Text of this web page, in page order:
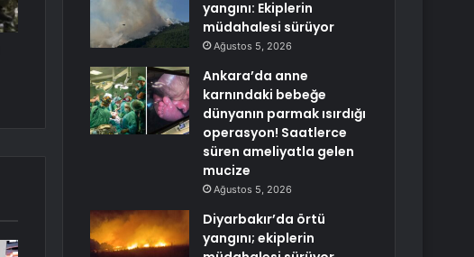
yangını: Ekiplerin
müdahalesi sürüyor
Ağustos 5, 2026
Ankara’da anne
karnındaki bebeğe
dünyanın parmak ısırdığı
operasyon! Saatlerce
süren ameliyatla gelen
mucize
Ağustos 5, 2026
Diyarbakır’da örtü
yangını; ekiplerin